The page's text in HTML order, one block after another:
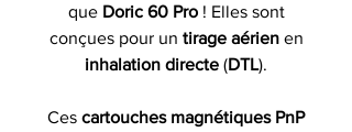
que Doric 60 Pro! Elles sont
conçues pour un tirage aérienen
inhalation directe (DTL).
Ces cartouches magnétiques PnP